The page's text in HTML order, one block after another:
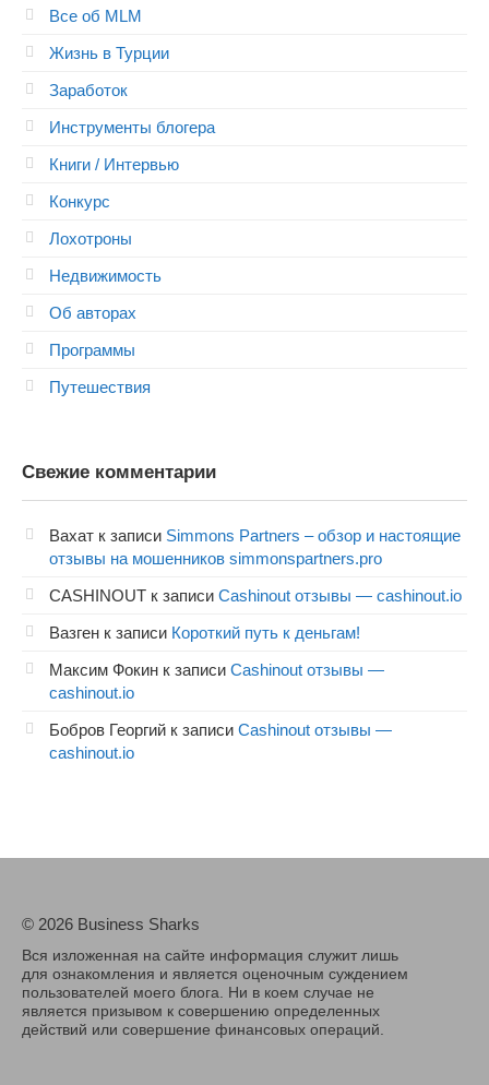
Все об MLM
Жизнь в Турции
Заработок
Инструменты блогера
Книги / Интервью
Конкурс
Лохотроны
Недвижимость
Об авторах
Программы
Путешествия
Свежие комментарии
Вахат к записи Simmons Partners – обзор и настоящие
отзывы на мошенников simmonspartners.pro
CASHINOUT к записи Cashinout отзывы — cashinout.io
Вазген к записи Короткий путь к деньгам!
Максим Фокин к записи Cashinout отзывы —
cashinout.io
Бобров Георгий к записи Cashinout отзывы —
cashinout.io
© 2026 Business Sharks
Вся изложенная на сайте информация служит лишь
для ознакомления и является оценочным суждением
пользователей моего блога. Ни в коем случае не
является призывом к совершению определенных
действий или совершение финансовых операций.